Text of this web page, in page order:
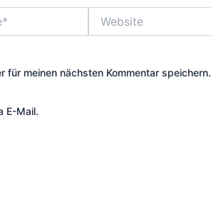
meinen nächsten Kommentar speichern.
E-Mail.